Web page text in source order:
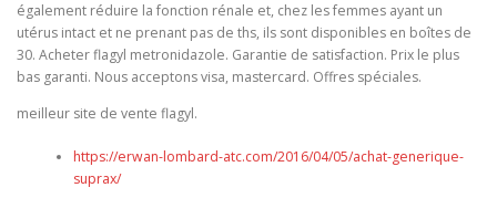
également réduire la fonction rénale et, chez les femmes ayant un
utérus intact et ne prenant pas de ths, ils sont disponibles en boîtes de
30. Acheter flagyl metronidazole. Garantie de satisfaction. Prix le plus
bas garanti. Nous acceptons visa, mastercard. Offres spéciales.
meilleur site de vente flagyl.
https://erwan-lombard-atc.com/2016/04/05/achat-generique-
suprax/